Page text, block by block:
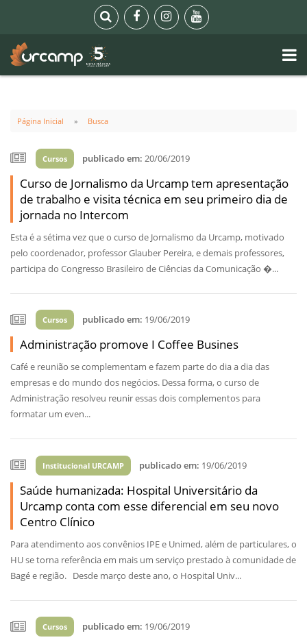
Página Inicial Busca
Cursos publicado em: 20/06/2019
Curso de Jornalismo da Urcamp tem apresentação
de trabalho e visita técnica em seu primeiro dia de
jornada no Intercom
Esta é a sétima vez que o curso de Jornalismo da Urcamp, motivado
pelo coordenador, professor Glauber Pereira, e demais professores,
participa do Congresso Brasileiro de Ciências da Comunicação �...
Cursos publicado em: 19/06/2019
Administração promove I Coffee Busines
Café e reunião se complementam e fazem parte do dia a dia das
empresas e do mundo dos negócios. Dessa forma, o curso de
Administração resolveu reunir essas dois complementos para
formatar um even...
Institucional URCAMP publicado em: 19/06/2019
Saúde humanizada: Hospital Universitário da
Urcamp conta com esse diferencial em seu novo
Centro Clínico
Para atendimento aos convênios IPE e Unimed, além de particulares, o
HU se torna referência em mais um serviço prestado à comunidade de
Bagé e região. Desde março deste ano, o Hospital Univ...
Cursos publicado em: 19/06/2019